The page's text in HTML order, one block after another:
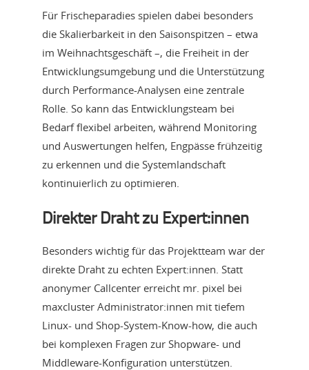
Für Frischeparadies spielen dabei besonders
die Skalierbarkeit in den Saisonspitzen – etwa
im Weihnachtsgeschäft –, die Freiheit in der
Entwicklungsumgebung und die Unterstützung
durch Performance-Analysen eine zentrale
Rolle. So kann das Entwicklungsteam bei
Bedarf flexibel arbeiten, während Monitoring
und Auswertungen helfen, Engpässe frühzeitig
zu erkennen und die Systemlandschaft
kontinuierlich zu optimieren.
Direkter Draht zu Expert:innen
Besonders wichtig für das Projektteam war der
direkte Draht zu echten Expert:innen. Statt
anonymer Callcenter erreicht mr. pixel bei
maxcluster Administrator:innen mit tiefem
Linux- und Shop-System-Know-how, die auch
bei komplexen Fragen zur Shopware- und
Middleware-Konfiguration unterstützen.